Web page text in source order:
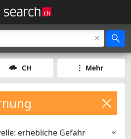
CH Mehr
erhebliche Gefahr